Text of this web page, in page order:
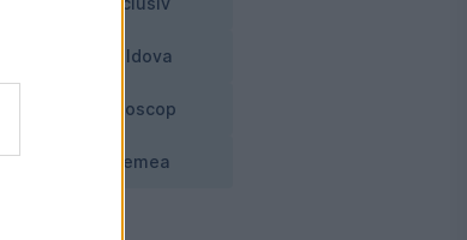
Moldova
Horoscop
Vremea